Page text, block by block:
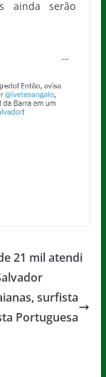
ainda serão
21 mil atendi
surfista
Portuguesa